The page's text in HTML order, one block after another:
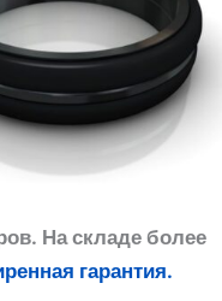
На складе более
гарантия.